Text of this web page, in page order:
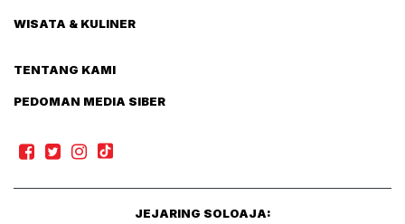
WISATA & KULINER
TENTANG KAMI
PEDOMAN MEDIA SIBER
JEJARING SOLOAJA: